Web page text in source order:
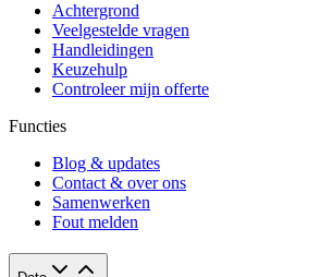
Achtergrond
Veelgestelde vragen
Handleidingen
Keuzehulp
Controleer mijn offerte
Functies
Blog & updates
Contact & over ons
Samenwerken
Fout melden